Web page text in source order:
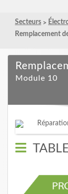
Secteurs
Remplacement
Module 10